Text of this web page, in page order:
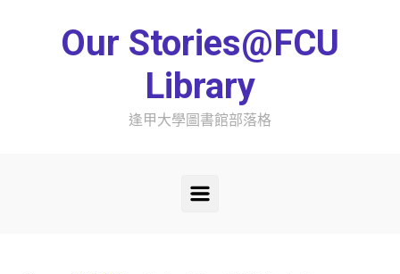
Our Stories@FCU
Library
逢甲大學圖書館部落格